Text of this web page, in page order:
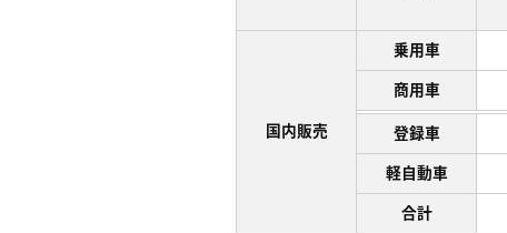
国内販売
乗用車
商用車
登録車
軽自動車
合計